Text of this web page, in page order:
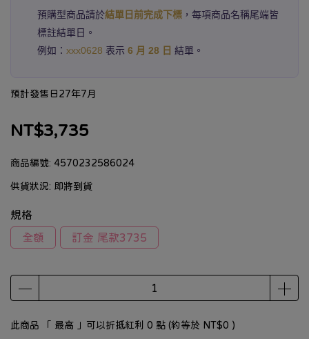
預購型商品請於結單日前完成下標 ，每項商品名稱尾端皆
標註結單日。
例如： xxx0628 表示 6 月 28 日 結單。
預計發售日27年7月
NT$3,735
商品編號: 4570232586024
供貨狀況: 即將到貨
規格
全額
訂金 尾款3735
此商品 「 最高 」可以折抵紅利 0 點 (約等於 NT$0 )